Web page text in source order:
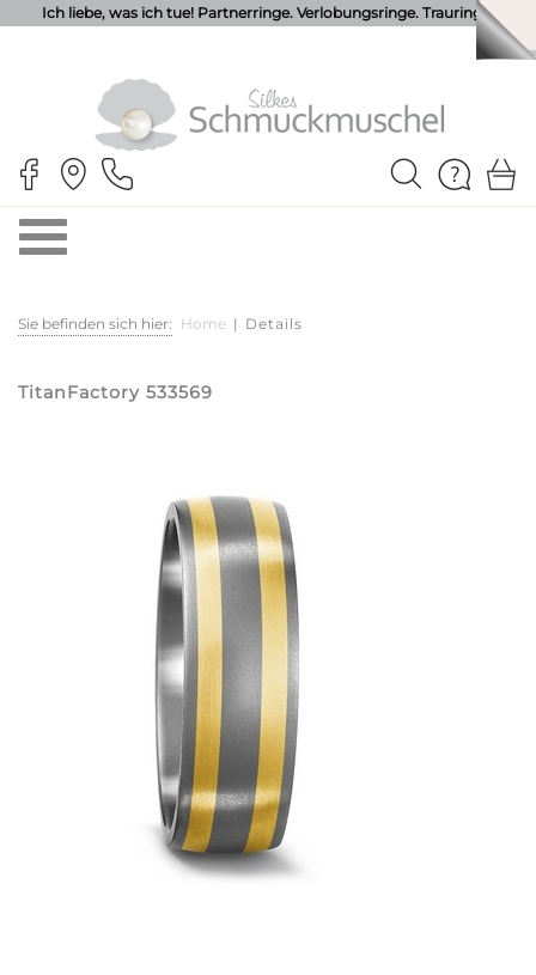
Ich liebe, was ich tue! Partnerringe. Verlobungsringe. Trauringe.
Sie befinden sich hier: Home | Details
TitanFactory 533569